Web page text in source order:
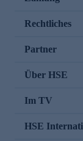
Rechtliches
Partner
Über HSE
Im TV
HSE